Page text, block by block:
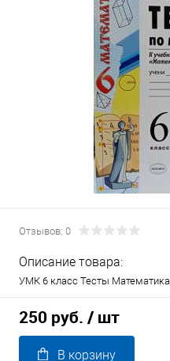
Отзывов: 0
Описание товара:
УМК 6 класс Тесты
250 руб. / шт
В корзину